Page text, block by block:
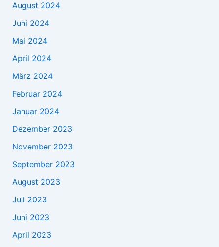
August 2024
Juni 2024
Mai 2024
April 2024
März 2024
Februar 2024
Januar 2024
Dezember 2023
November 2023
September 2023
August 2023
Juli 2023
Juni 2023
April 2023